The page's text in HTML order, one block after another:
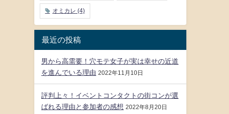
オミカレ (4)
最近の投稿
男から高需要！穴モテ女子が実は幸せの近道
を進んでいる理由 2022年11月10日
評判上々！イベントコンタクトの街コンが選
ばれる理由と参加者の感想 2022年8月20日